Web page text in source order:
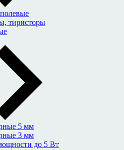
тиристоры
5 мм
3 мм
до 5 Вт